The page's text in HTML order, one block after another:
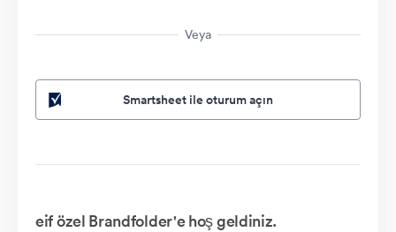
Veya
Smartsheet ile oturum açın
eif özel Brandfolder'e hoş geldiniz.